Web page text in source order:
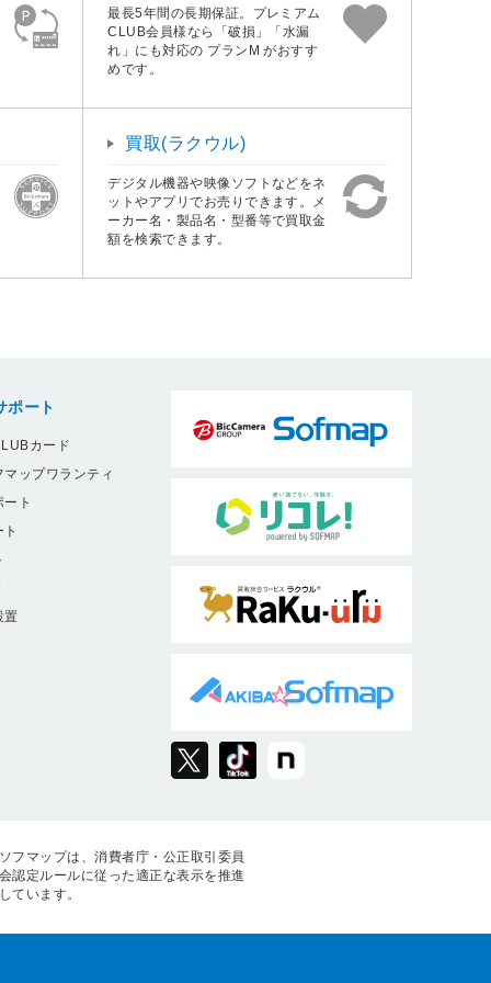
最長5年間の長期保証。プレミアム
CLUB会員様なら「破損」「水漏
れ」にも対応の プランM がおすす
めです。
買取(ラクウル)
デジタル機器や映像ソフトなどをネ
ットやアプリでお売りできます。メ
ーカー名・製品名・型番等で買取金
額を検索できます。
ポート
カード
ップワランティ
ト
置
ソフマップは、消費者庁・公正取引委員
会認定ルールに従った適正な表示を推進
しています。